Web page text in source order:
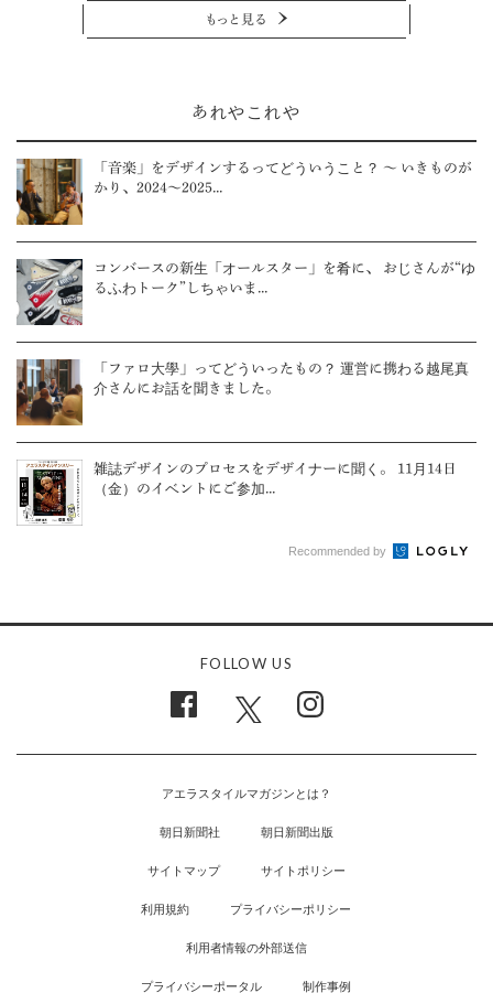
もっと見る
あれやこれや
「音楽」をデザインするってどういうこと？ ～ いきものが
かり、2024～2025...
コンバースの新生「オールスター」を肴に、 おじさんが“ゆ
るふわトーク”しちゃいま...
「ファロ大學」ってどういったもの？ 運営に携わる越尾真
介さんにお話を聞きました。
雑誌デザインのプロセスをデザイナーに聞く。 11月14日
（金）のイベントにご参加...
Recommended by
FOLLOW US
アエラスタイルマガジンとは？
朝日新聞社 朝日新聞出版
サイトマップ サイトポリシー
利用規約 プライバシーポリシー
利用者情報の外部送信
プライバシーポータル 制作事例